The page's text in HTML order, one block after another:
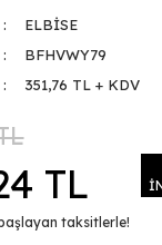
ELBİSE
BFHVWY79
351,76 TL + KDV
TL
taksitlerle!